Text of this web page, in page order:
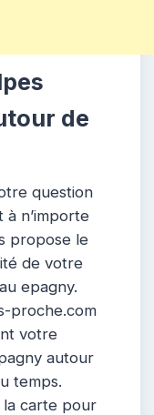
de
question
n’importe
propose le
de votre
epagny.
proche.com
votre
autour
temps.
la carte pour